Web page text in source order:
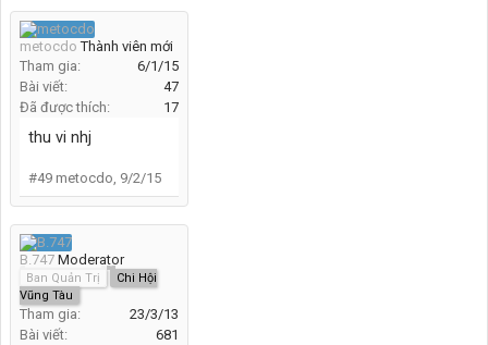
metocdo Thành viên mới
Tham gia:
6/1/15
Bài viết:
47
Đã được thích:
17
thu vi nhj
#49 metocdo, 9/2/15
B.747 Moderator
Ban Quản Trị
Chi Hội
Vũng Tàu
Tham gia:
23/3/13
Bài viết:
681